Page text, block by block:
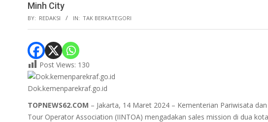
Minh City
BY: REDAKSI IN: TAK BERKATEGORI
Post Views: 130
Dok.kemenparekraf.go.id
TOPNEWS62.COM – Jakarta, 14 Maret 2024 – Kementerian Pariwisata
Tour Operator Association (IINTOA) mengadakan sales mission di dua